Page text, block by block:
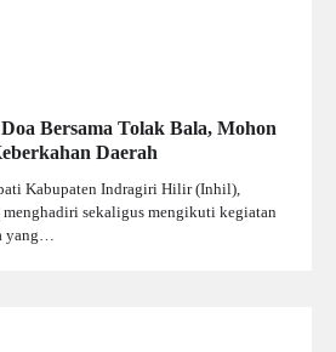
Bersama Tolak Bala, Mohon
Daerah
Kabupaten Indragiri Hilir (Inhil),
sekaligus mengikuti kegiatan
yang…